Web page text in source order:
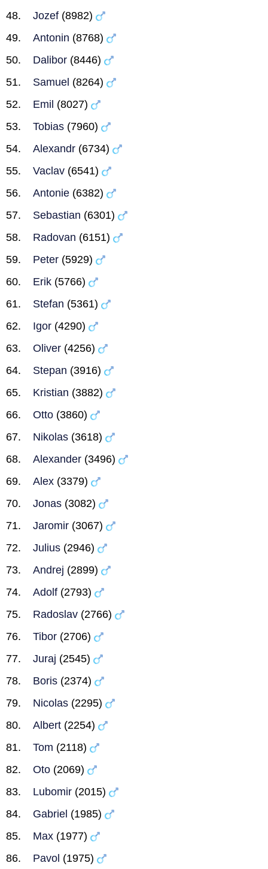
Jozef (8982)
Antonin (8768)
Dalibor (8446)
Samuel (8264)
Emil (8027)
Tobias (7960)
Alexandr (6734)
Vaclav (6541)
Antonie (6382)
Sebastian (6301)
Radovan (6151)
Peter (5929)
Erik (5766)
Stefan (5361)
Igor (4290)
Oliver (4256)
Stepan (3916)
Kristian (3882)
Otto (3860)
Nikolas (3618)
Alexander (3496)
Alex (3379)
Jonas (3082)
Jaromir (3067)
Julius (2946)
Andrej (2899)
Adolf (2793)
Radoslav (2766)
Tibor (2706)
Juraj (2545)
Boris (2374)
Nicolas (2295)
Albert (2254)
Tom (2118)
Oto (2069)
Lubomir (2015)
Gabriel (1985)
Max (1977)
Pavol (1975)